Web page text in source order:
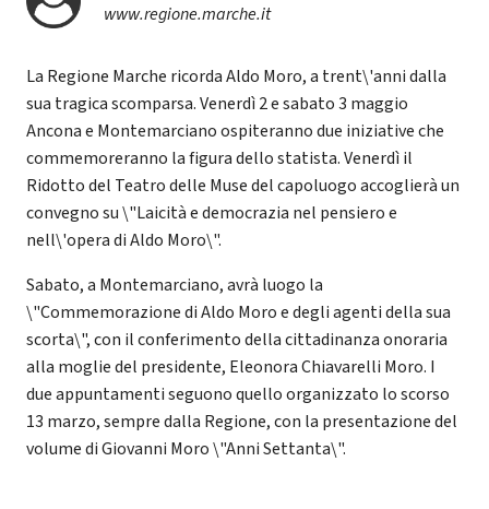
www.regione.marche.it
La Regione Marche ricorda Aldo Moro, a trent\'anni dalla
sua tragica scomparsa. Venerdì 2 e sabato 3 maggio
Ancona e Montemarciano ospiteranno due iniziative che
commemoreranno la figura dello statista. Venerdì il
Ridotto del Teatro delle Muse del capoluogo accoglierà un
convegno su \"Laicità e democrazia nel pensiero e
nell\'opera di Aldo Moro\".
Sabato, a Montemarciano, avrà luogo la
\"Commemorazione di Aldo Moro e degli agenti della sua
scorta\", con il conferimento della cittadinanza onoraria
alla moglie del presidente, Eleonora Chiavarelli Moro. I
due appuntamenti seguono quello organizzato lo scorso
13 marzo, sempre dalla Regione, con la presentazione del
volume di Giovanni Moro \"Anni Settanta\".